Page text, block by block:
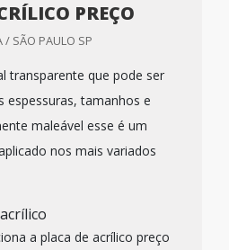
PREÇO
/ SÃO PAULO SP
transparente que pode ser
espessuras, tamanhos e
maleável esse é um
nos mais variados
a placa de acrílico preço